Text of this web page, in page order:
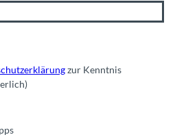
zur Kenntnis